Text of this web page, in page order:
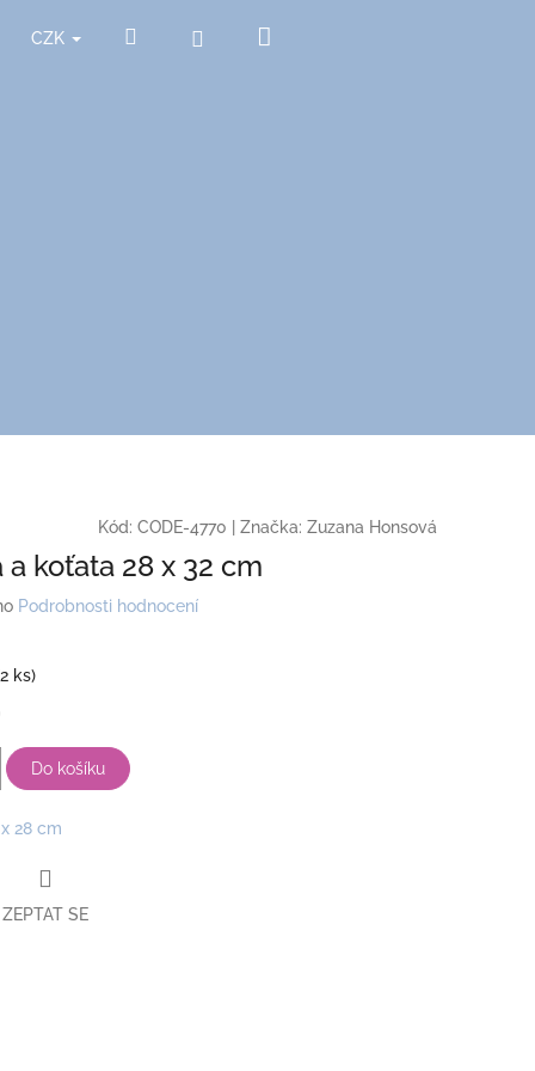
CZK Hledat Přihlášení
Kód: CODE-4770 Značka: Zuzana Honsová
koťata 28 x 32 cm
Podrobnosti hodnocení
ks)
Do košíku
28 cm
ZEPTAT SE